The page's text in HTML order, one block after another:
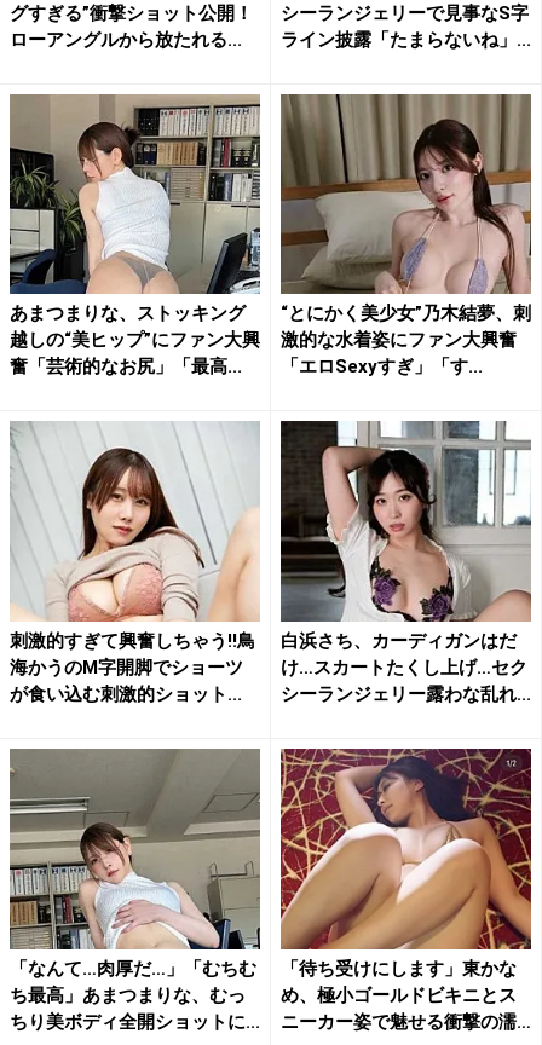
グすぎる”衝撃ショット公開！
ローアングルから放たれる...
シーランジェリーで見事なS字
ライン披露「たまらないね」...
あまつまりな、ストッキング
越しの“美ヒップ”にファン大興
奮「芸術的なお尻」「最高...
“とにかく美少女”乃木結夢、刺
激的な水着姿にファン大興奮
「エロSexyすぎ」「す...
刺激的すぎて興奮しちゃう!!鳥
海かうのM字開脚でショーツ
が食い込む刺激的ショット...
白浜さち、カーディガンはだ
け…スカートたくし上げ…セク
シーランジェリー露わな乱れ...
「なんて…肉厚だ…」「むちむ
ち最高」あまつまりな、むっ
ちり美ボディ全開ショットに...
「待ち受けにします」東かな
め、極小ゴールドビキニとス
ニーカー姿で魅せる衝撃の濡